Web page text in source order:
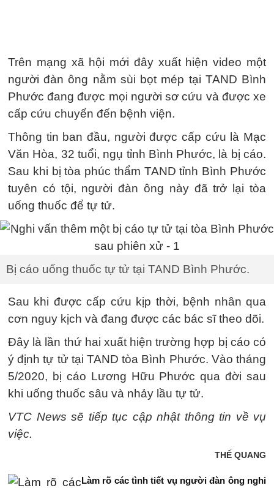
Trên mạng xã hội mới đây xuất hiện video một
người đàn ông nằm sùi bọt mép tại TAND Bình
Phước đang được mọi người sơ cứu và được xe
cấp cứu chuyển đến bệnh viện.
Thông tin ban đầu, người được cấp cứu là Mạc
Văn Hòa, 32 tuổi, ngụ tỉnh Bình Phước, là bị cáo.
Sau khi bị tòa phúc thẩm TAND tỉnh Bình Phước
tuyên có tội, người đàn ông này đã trở lại tòa
uống thuốc để tự tử.
Bị cáo uống thuốc tự tử tại TAND Bình Phước.
Sau khi được cấp cứu kịp thời, bệnh nhân qua
cơn nguy kịch và đang được các bác sĩ theo dõi.
Đây là lần thứ hai xuất hiện trường hợp bị cáo có
ý định tự tử tại TAND tòa Bình Phước. Vào tháng
5/2020, bị cáo Lương Hữu Phước qua đời sau
khi uống thuốc sâu và nhảy lầu tự tử.
VTC News sẽ tiếp tục cập nhật thông tin về vụ
việc.
THẾ QUANG
Làm rõ các tình tiết vụ người đàn ông nghi